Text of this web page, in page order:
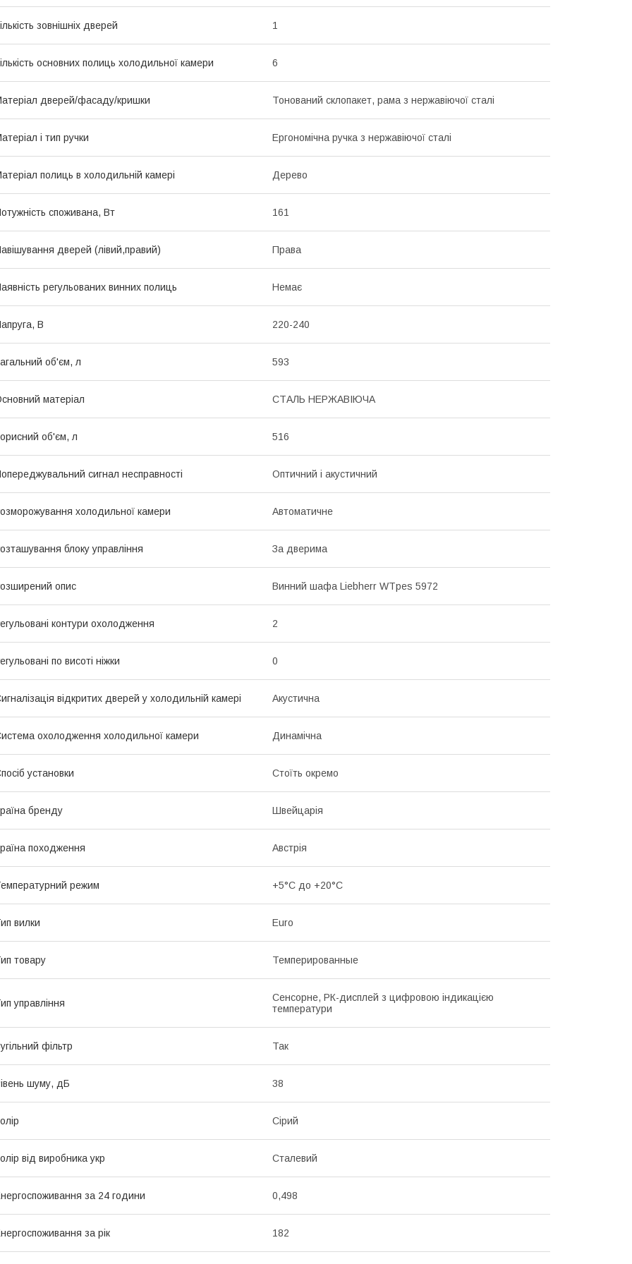
зовнішніх дверей 1
основних полиць холодильної камери 6
дверей/фасаду/кришки Тонований склопакет, рама з нержавіючої сталі
і тип ручки Ергономічна ручка з нержавіючої сталі
полиць в холодильній камері Дерево
споживана, Вт 161
дверей (лівий,правий) Права
регульованих винних полиць Немає
В 220-240
об'єм, л 593
матеріал СТАЛЬ НЕРЖАВІЮЧА
об'єм, л 516
сигнал несправності Оптичний і акустичний
холодильної камери Автоматичне
блоку управління За дверима
опис Винний шафа Liebherr WTpes 5972
контури охолодження 2
по висоті ніжки 0
відкритих дверей у холодильній камері Акустична
охолодження холодильної камери Динамічна
установки Стоїть окремо
бренду Швейцарія
походження Австрія
режим +5°C до +20°C
вилки Euro
товару Темперированные
управління
Сенсорне, РК-дисплей з цифровою індикацією
температури
фільтр Так
шуму, дБ 38
Сірий
від виробника укр Сталевий
за 24 години 0,498
за рік 182